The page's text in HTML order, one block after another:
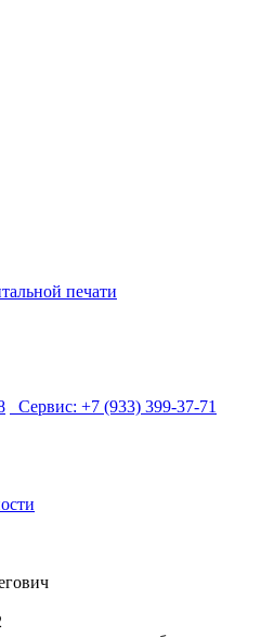
печати
Сервис: +7 (933) 399-37-71